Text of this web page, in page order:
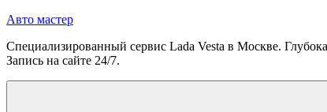
Перейти
содержимому
Авто мастер
Специализированный сервис Lada Vesta в Москве.
Запись на сайте 24/7.